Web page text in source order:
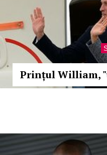
Prințul William,